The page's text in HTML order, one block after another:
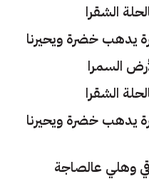
الشقرا
يدهب خضرة ويحيرنا
السمرا
الشقرا
يدهب خضرة ويحيرنا
وهلي عالصاجة